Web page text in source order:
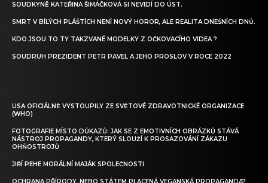
SOUDKYNĚ KATEŘINA ŠIMÁČKOVÁ SI NEVIDÍ DO ÚST.
SMRT V BÍLÝCH PLÁŠTÍCH NENÍ NOVÝ HOROR, ALE REALITA DNEŠNÍCH DNŮ.
KDO JSOU TO TY TAKZVANÉ MODELKY Z OČKOVACÍHO VIDEA ?
SOUDRUH PREZIDENT PETR PAVEL A JEHO PROSLOV V ROCE 2022
USA OFICIÁLNĚ VYSTOUPILY ZE SVĚTOVÉ ZDRAVOTNICKÉ ORGANIZACE
(WHO)
FOTOGRAFIE MÍSTO DŮKAZŮ: JAK SE Z EMOTIVNÍCH OBRÁZKŮ STÁVÁ
NÁSTROJ PROPAGANDY, KTERÝ SLOUŽÍ K PROSAZOVÁNÍ ZÁKAZU
OHŇOSTROJŮ
JIŘÍ PEHE MORÁLNÍ MAJÁK SPOLEČNOSTI